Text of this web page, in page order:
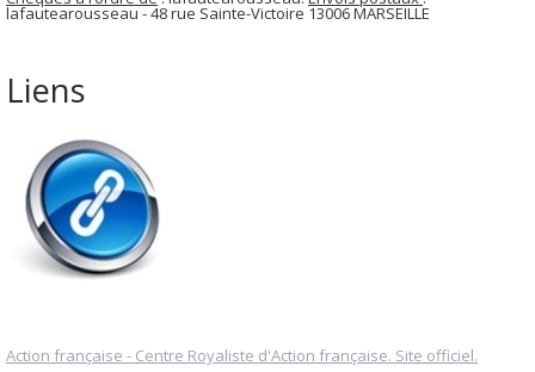
lafautearousseau - 48 rue Sainte-Victoire 13006 MARSEILLE
Liens
Action française - Centre Royaliste d'Action française. Site officiel.